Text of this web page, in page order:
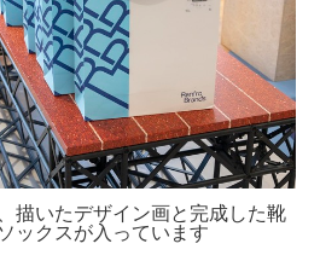
描いたデザイン画と完成した靴
ックスが入っています